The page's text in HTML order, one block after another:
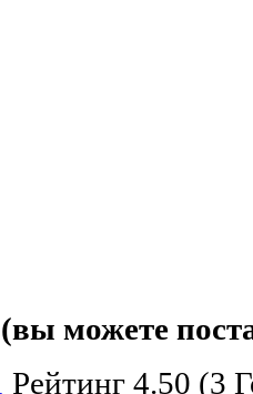
можете
Рейтинг 4.50 (3